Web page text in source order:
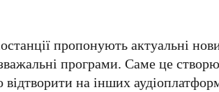
пропонують актуальні
програми. Саме це
відтворити на інших